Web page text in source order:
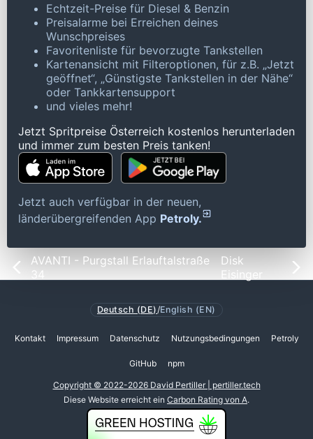
Echtzeit-Preise für Diesel & Benzin
Preisalarme bei Erreichen deines
Wunschpreises
Favoritenliste für bevorzugte Tankstellen
Kartenansicht mit Filteroptionen, für z.B. „Jetzt
geöffnet“, „Günstigste Tankstellen in der Nähe“
oder Tankkartensupport
und vieles mehr!
Jetzt Spritpreise Österreich kostenlos herunterladen
und immer zum besten Preis tanken!
Jetzt auch verfügbar in der neuen,
länderübergreifenden App Petroly.
AVANTI - Purgstall Erlauftalstraße
34
Disk
Eisinger
Deutsch (DE)/English (EN)
Kontakt Impressum Datenschutz Nutzungsbedingungen Petroly
GitHub npm
Copyright © 2022-2026 David Pertiller | pertiller.tech
Diese Website erreicht ein Carbon Rating von A.